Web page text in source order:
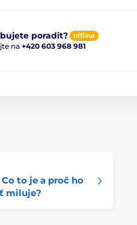
poradit? offline
na +420 603 968 981
to je a proč ho
miluje?